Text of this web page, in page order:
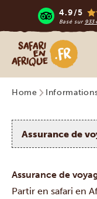
4.9/5
Basé sur
Safari en Afrique
Home
Choisissez un sujet
Assurance de
Partir en safari en